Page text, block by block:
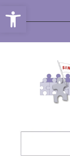
Abrir a barra de ferramentas